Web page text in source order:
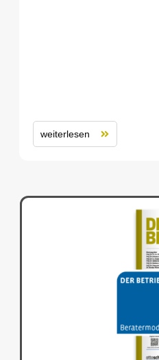
weiterlesen